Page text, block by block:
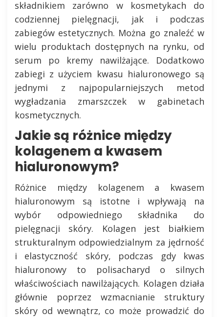
składnikiem zarówno w kosmetykach do
codziennej pielęgnacji, jak i podczas
zabiegów estetycznych. Można go znaleźć w
wielu produktach dostępnych na rynku, od
serum po kremy nawilżające. Dodatkowo
zabiegi z użyciem kwasu hialuronowego są
jednymi z najpopularniejszych metod
wygładzania zmarszczek w gabinetach
kosmetycznych.
Jakie są różnice między
kolagenem a kwasem
hialuronowym?
Różnice między kolagenem a kwasem
hialuronowym są istotne i wpływają na
wybór odpowiedniego składnika do
pielęgnacji skóry. Kolagen jest białkiem
strukturalnym odpowiedzialnym za jędrność
i elastyczność skóry, podczas gdy kwas
hialuronowy to polisacharyd o silnych
właściwościach nawilżających. Kolagen działa
głównie poprzez wzmacnianie struktury
skóry od wewnątrz, co może prowadzić do